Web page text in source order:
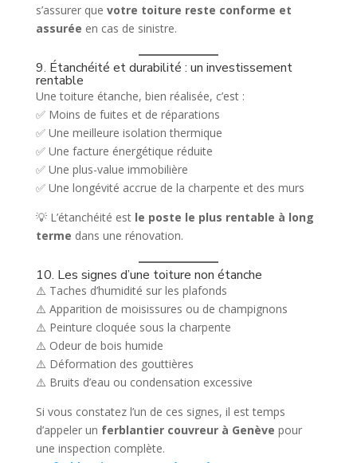
s’assurer que votre toiture reste conforme et
assurée en cas de sinistre.
9. Étanchéité et durabilité : un investissement
rentable
Une toiture étanche, bien réalisée, c’est :
✅ Moins de fuites et de réparations
✅ Une meilleure isolation thermique
✅ Une facture énergétique réduite
✅ Une plus-value immobilière
✅ Une longévité accrue de la charpente et des murs
💡 L’étanchéité est le poste le plus rentable à long
terme dans une rénovation.
10. Les signes d’une toiture non étanche
⚠️ Taches d’humidité sur les plafonds
⚠️ Apparition de moisissures ou de champignons
⚠️ Peinture cloquée sous la charpente
⚠️ Odeur de bois humide
⚠️ Déformation des gouttières
⚠️ Bruits d’eau ou condensation excessive
Si vous constatez l’un de ces signes, il est temps
d’appeler un ferblantier couvreur à Genève pour
une inspection complète.